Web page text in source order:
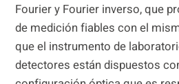
Fourier y Fourier inverso, que
de medición fiables con el
que el instrumento de
detectores están dispuestos